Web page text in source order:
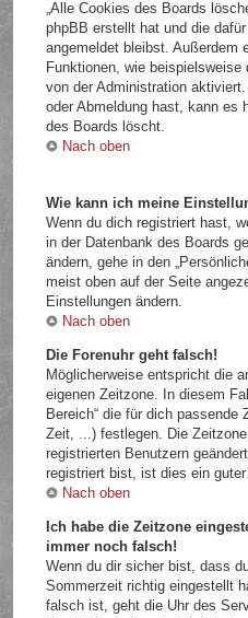
„Alle Cookies des Boards
phpBB erstellt hat und die
angemeldet bleibst. Außerdem
Funktionen, wie beispielsweise
von der Administration
oder Abmeldung hast, kann es
des Boards löscht.
Nach oben
Wie kann ich meine
Wenn du dich registriert hast,
in der Datenbank des Boards
ändern, gehe in den
meist oben auf der Seite
Einstellungen ändern.
Nach oben
Die Forenuhr geht falsch!
Möglicherweise entspricht die
eigenen Zeitzone. In diesem
Bereich“ die für dich passende
Zeit, ...) festlegen. Die
registrierten Benutzern
registriert bist, ist dies ein
Nach oben
Ich habe die Zeitzone
immer noch falsch!
Wenn du dir sicher bist, dass
Sommerzeit richtig eingestellt
falsch ist, geht die Uhr des